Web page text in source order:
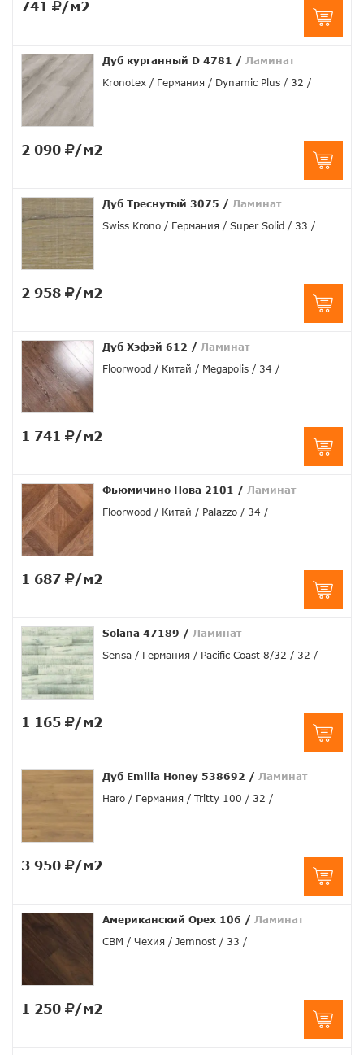
741 /м2
Дуб курганный D 4781 / Ламинат
Kronotex
Германия Dynamic Plus 32
2 090 /м2
Дуб Треснутый 3075 / Ламинат
Swiss Krono
Германия Super Solid 33
2 958 /м2
Дуб Хэфэй 612 / Ламинат
Floorwood
Китай Megapolis 34
1 741 /м2
Фьюмичино Нова 2101 / Ламинат
Floorwood
Китай Palazzo 34
1 687 /м2
Solana 47189 / Ламинат
Sensa
Германия Pacific Coast 8/32 32
1 165 /м2
Дуб Emilia Honey 538692 / Ламинат
Haro
Германия Tritty 100 32
3 950 /м2
Американский Орех 106 / Ламинат
CBM
Чехия Jemnost 33
1 250 /м2